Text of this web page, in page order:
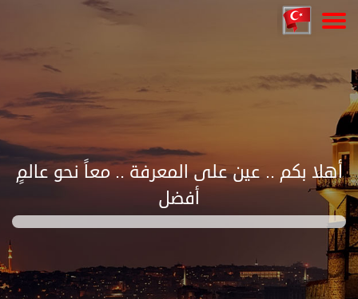
أهلا بكم .. عين على المعرفة .. معاً نحو عالمٍ
أفضل